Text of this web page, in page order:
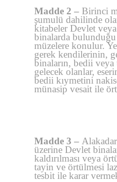
Madde 2 – Birinci
şumulü dahilinde
kitabeler Devlet
binalarda bulunduğu
müzelere konulur.
gerek kendilerinin,
binaların, bedii
gelecek olanlar,
bedii kıymetini
münasip vesait ile
Madde 3 –
üzerine Devlet
kaldırılması veya
tayin ve örtülmesi
tesbit ile karar